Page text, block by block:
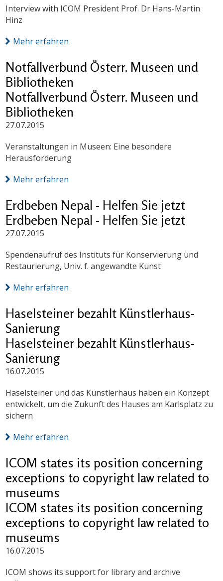
Interview with ICOM President Prof. Dr Hans-Martin
Hinz
Mehr erfahren
Notfallverbund Österr. Museen und
Bibliotheken
Notfallverbund Österr. Museen und
Bibliotheken
27.07.2015
Veranstaltungen in Museen: Eine besondere
Herausforderung
Mehr erfahren
Erdbeben Nepal - Helfen Sie jetzt
Erdbeben Nepal - Helfen Sie jetzt
27.07.2015
Spendenaufruf des Instituts für Konservierung und
Restaurierung, Univ. f. angewandte Kunst
Mehr erfahren
Haselsteiner bezahlt Künstlerhaus-
Sanierung
Haselsteiner bezahlt Künstlerhaus-
Sanierung
16.07.2015
Haselsteiner und das Künstlerhaus haben ein Konzept
entwickelt, um die Zukunft des Hauses am Karlsplatz zu
sichern
Mehr erfahren
ICOM states its position concerning
exceptions to copyright law related to
museums
ICOM states its position concerning
exceptions to copyright law related to
museums
16.07.2015
ICOM shows its support for library and archive